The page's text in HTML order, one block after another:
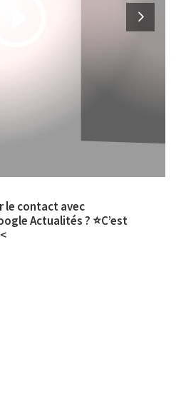
le contact avec
Actualités ? ⭐C’est